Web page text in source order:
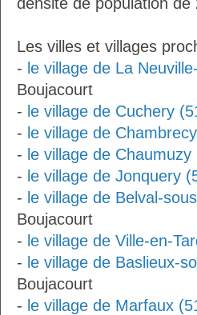
Les villes et villages
- le village de La
Boujacourt
- le village de Cuchery
- le village de
- le village de Chaumuzy
- le village de Jonquery
- le village de Belval-
Boujacourt
- le village de Ville-en-
- le village de Baslieux-
Boujacourt
- le village de Marfaux